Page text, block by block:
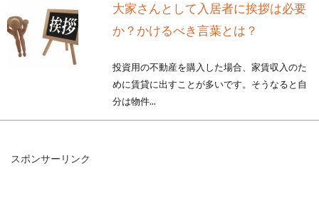
大家さんとして入居者に挨拶は必要
か？かけるべき言葉とは？
投資用の不動産を購入した場合、家賃収入のた
めに賃貸に出すことが多いです。そうなると自
分は物件...
スポンサーリンク